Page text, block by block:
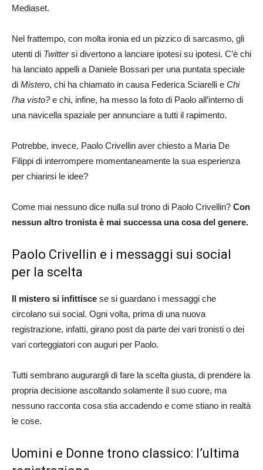
Mediaset.
Nel frattempo, con molta ironia ed un pizzico di sarcasmo, gli
utenti di Twittersi divertono a lanciare ipotesi su ipotesi. C’è chi
ha lanciato appelli a Daniele Bossari per una puntata speciale
di Mistero, chi ha chiamato in causa Federica Sciarelli e Chi
l’ha visto?e chi, infine, ha messo la foto di Paolo all’interno di
una navicella spaziale per annunciare a tutti il rapimento.
Potrebbe, invece, Paolo Crivellin aver chiesto a Maria De
Filippi di interrompere momentaneamente la sua esperienza
per chiarirsi le idee?
Come mai nessuno dice nulla sul trono di Paolo Crivellin? Con
nessun altro tronista è mai successa una cosa del genere.
Paolo Crivellin e i messaggi sui social
per la scelta
Il mistero si infittisce se si guardano i messaggi che
circolano sui social. Ogni volta, prima di una nuova
registrazione, infatti, girano post da parte dei vari tronisti o dei
vari corteggiatori con auguri per Paolo.
Tutti sembrano augurargli di fare la scelta giusta, di prendere la
propria decisione ascoltando solamente il suo cuore, ma
nessuno racconta cosa stia accadendo e come stiano in realtà
le cose.
Uomini e Donne trono classico: l’ultima